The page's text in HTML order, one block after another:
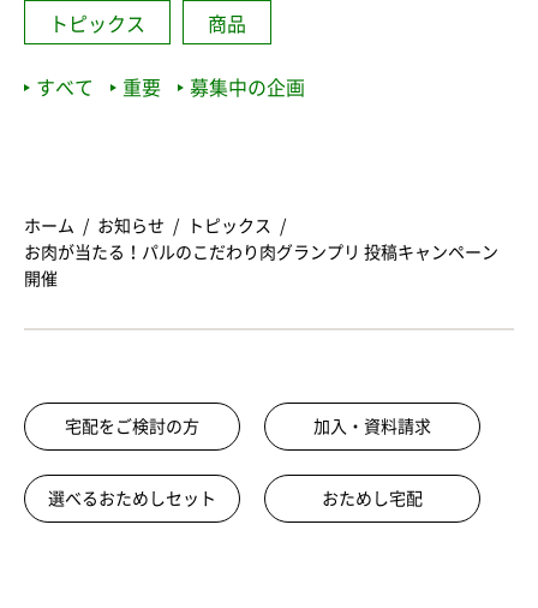
トピックス 商品
すべて 重要 募集中の企画
ホーム お知らせ
トピックス
お肉が当たる！パルのこだわり肉グランプリ 投稿キャンペーン
開催
宅配をご検討の方 加入・資料請求
選べるおためしセット おためし宅配